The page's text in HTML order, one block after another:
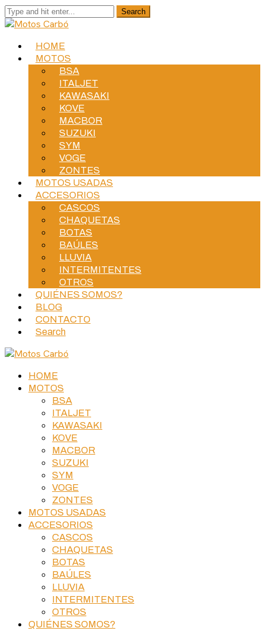
HOME
MOTOS
BSA
ITALJET
KAWASAKI
KOVE
MACBOR
SUZUKI
SYM
VOGE
ZONTES
MOTOS USADAS
ACCESORIOS
CASCOS
CHAQUETAS
BOTAS
BAÚLES
LLUVIA
INTERMITENTES
OTROS
QUIÉNES SOMOS?
BLOG
CONTACTO
Search
HOME
MOTOS
BSA
ITALJET
KAWASAKI
KOVE
MACBOR
SUZUKI
SYM
VOGE
ZONTES
MOTOS USADAS
ACCESORIOS
CASCOS
CHAQUETAS
BOTAS
BAÚLES
LLUVIA
INTERMITENTES
OTROS
QUIÉNES SOMOS?